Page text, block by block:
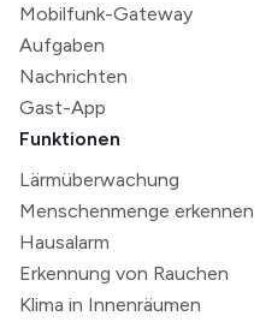
Mobilfunk-Gateway
Aufgaben
Nachrichten
Gast-App
Funktionen
Lärmüberwachung
Menschenmenge erkennen
Hausalarm
Erkennung von Rauchen
Klima in Innenräumen